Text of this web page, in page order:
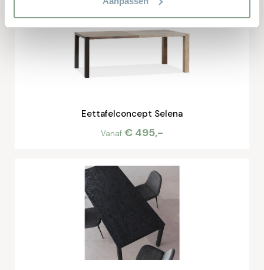
Eettafelconcept Selena
Vanaf € 495,-